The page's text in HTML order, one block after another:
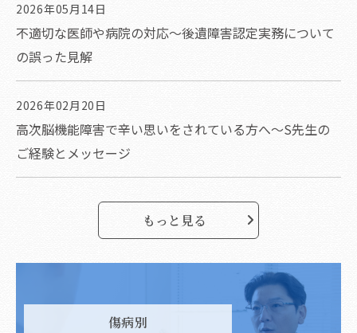
2026年05月14日
不適切な医師や病院の対応～後遺障害認定実務について
の誤った見解
2026年02月20日
高次脳機能障害で辛い思いをされている方へ～S先生の
ご経験とメッセージ
もっと見る
傷病別